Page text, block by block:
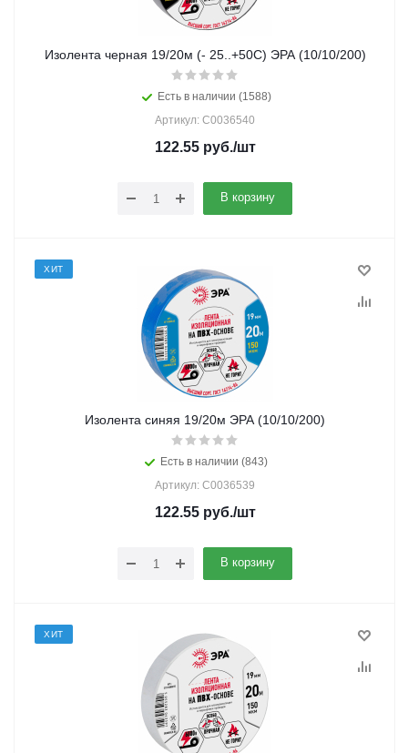
Изолента черная 19/20м (- 25..+50C) ЭРА (10/10/200)
Есть в наличии (1588)
Артикул: C0036540
122.55руб./шт
В корзину
ХИТ
Изолента синяя 19/20м ЭРА (10/10/200)
Есть в наличии (843)
Артикул: C0036539
122.55руб./шт
В корзину
ХИТ